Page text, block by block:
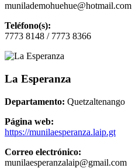
munilademohuehue@hotmail.com
Teléfono(s):
7773 8148 / 7773 8366
La Esperanza
Departamento: Quetzaltenango
Página web:
https://munilaesperanza.laip.gt
Correo electrónico:
munilaesperanzalaip@gmail.com